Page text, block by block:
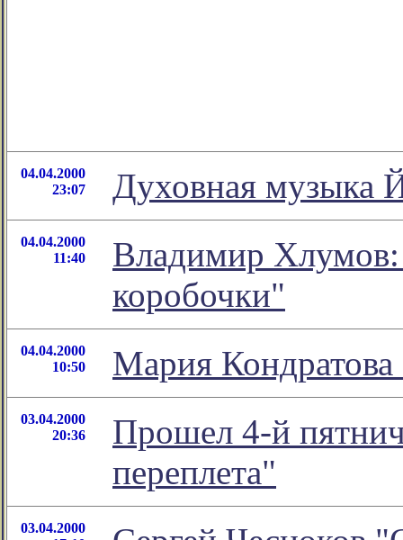
04.04.2000
23:07
Духовная музыка
04.04.2000
11:40
Владимир Хлумов:
коробочки"
04.04.2000
10:50
Мария Кондратова
03.04.2000
20:36
Прошел 4-й
переплета"
03.04.2000